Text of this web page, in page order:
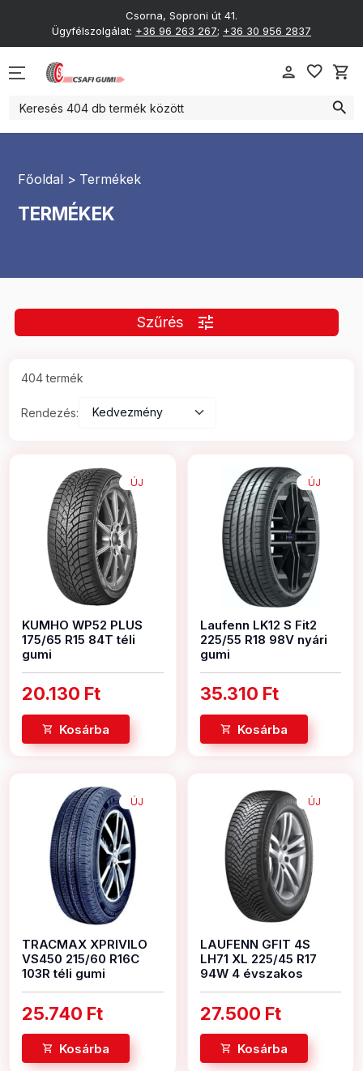
Csorna, Soproni út 41.
Ügyfélszolgálat: +36 96 263 267; +36 30 956 2837
Nyári Gumik
4 Évszakos gumik
person favorite_border shopping_cart
search
Főoldal Termékek
TERMÉKEK
Szűrés tune
404 termék
Rendezés:
ÚJ
KUMHO WP52 PLUS
175/65 R15 84T téli
gumi
20.130 Ft
Kosárba
ÚJ
Laufenn LK12 S Fit2
225/55 R18 98V nyári
gumi
35.310 Ft
Kosárba
ÚJ
TRACMAX XPRIVILO
VS450 215/60 R16C
103R téli gumi
25.740 Ft
Kosárba
ÚJ
LAUFENN GFIT 4S
LH71 XL 225/45 R17
94W 4 évszakos
27.500 Ft
Kosárba